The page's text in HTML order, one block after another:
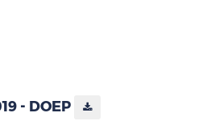
- DOEP